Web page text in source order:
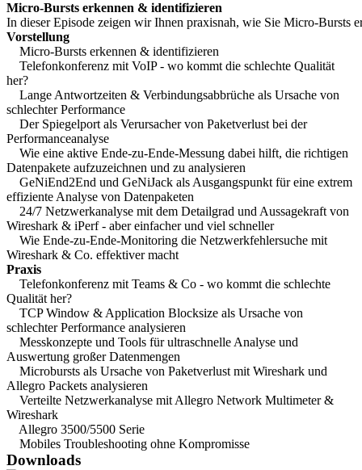
Micro-Bursts erkennen & identifizieren
In dieser Episode zeigen wir Ihnen praxisnah, wie Sie Micro-Bursts
Vorstellung
Micro-Bursts erkennen & identifizieren
Telefonkonferenz mit VoIP - wo kommt die schlechte Qualität
her?
Lange Antwortzeiten & Verbindungsabbrüche als Ursache von
schlechter Performance
Der Spiegelport als Verursacher von Paketverlust bei der
Performanceanalyse
Wie eine aktive Ende-zu-Ende-Messung dabei hilft, die richtigen
Datenpakete aufzuzeichnen und zu analysieren
GeNiEnd2End und GeNiJack als Ausgangspunkt für eine extrem
effiziente Analyse von Datenpaketen
24/7 Netzwerkanalyse mit dem Detailgrad und Aussagekraft von
Wireshark & iPerf - aber einfacher und viel schneller
Wie Ende-zu-Ende-Monitoring die Netzwerkfehlersuche mit
Wireshark & Co. effektiver macht
Praxis
Telefonkonferenz mit Teams & Co - wo kommt die schlechte
Qualität her?
TCP Window & Application Blocksize als Ursache von
schlechter Performance analysieren
Messkonzepte und Tools für ultraschnelle Analyse und
Auswertung großer Datenmengen
Microbursts als Ursache von Paketverlust mit Wireshark und
Allegro Packets analysieren
Verteilte Netzwerkanalyse mit Allegro Network Multimeter &
Wireshark
Allegro 3500/5500 Serie
Mobiles Troubleshooting ohne Kompromisse
Downloads